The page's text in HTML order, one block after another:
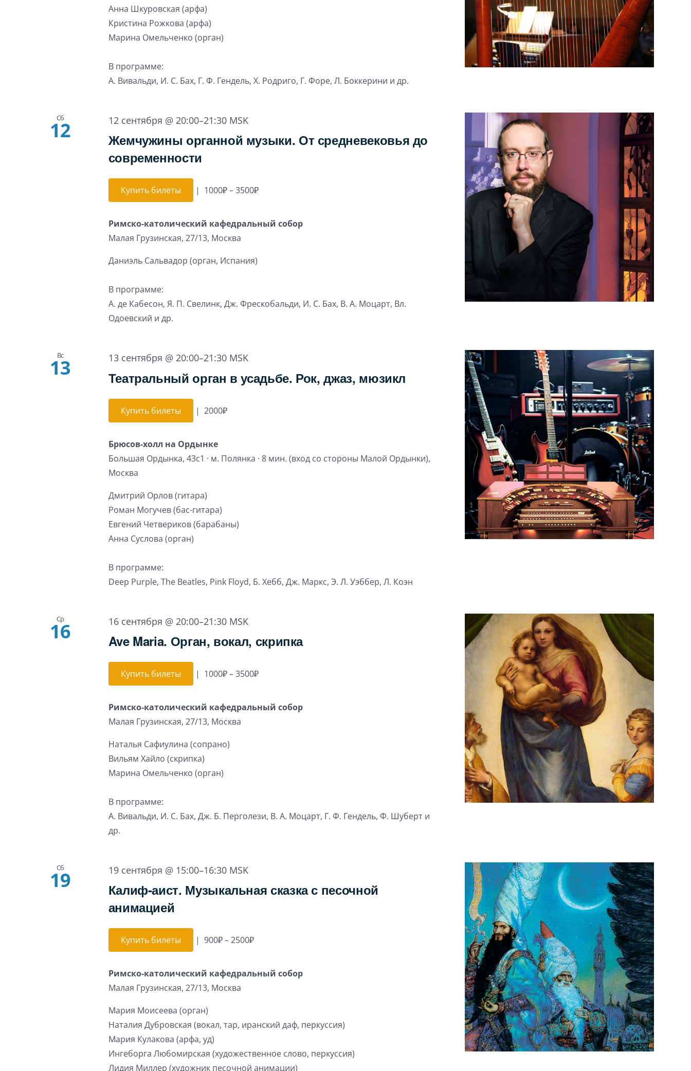
Анна Шкуровская (арфа)
Кристина Рожкова (арфа)
Марина Омельченко (орган)
В программе:
А. Вивальди, И. С. Бах, Г. Ф. Гендель, Х. Родриго, Г. Форе, Л. Боккерини и др.
Сб
12 12 сентября @ 20:00–21:30 MSK
Жемчужины органной музыки. От средневековья до
современности
Купить билеты | 1000₽ – 3500₽
Римско-католический кафедральный собор
Малая Грузинская, 27/13, Москва
Даниэль Сальвадор (орган, Испания)
В программе:
А. де Кабесон, Я. П. Свелинк, Дж. Фрескобальди, И. С. Бах, В. А. Моцарт, Вл.
Одоевский и др.
Вс
13 13 сентября @ 20:00–21:30 MSK
Театральный орган в усадьбе. Рок, джаз, мюзикл
Купить билеты | 2000₽
Брюсов-холл на Ордынке
Большая Ордынка, 43с1 · м. Полянка · 8 мин. (вход со стороны Малой Ордынки),
Москва
Дмитрий Орлов (гитара)
Роман Могучев (бас-гитара)
Евгений Четвериков (барабаны)
Анна Суслова (орган)
В программе:
Deep Purple, The Beatles, Pink Floyd, Б. Хебб, Дж. Маркс, Э. Л. Уэббер, Л. Коэн
Ср
16 16 сентября @ 20:00–21:30 MSK
Ave Maria. Орган, вокал, скрипка
Купить билеты | 1000₽ – 3500₽
Римско-католический кафедральный собор
Малая Грузинская, 27/13, Москва
Наталья Сафиулина (сопрано)
Вильям Хайло (скрипка)
Марина Омельченко (орган)
В программе:
А. Вивальди, И. С. Бах, Дж. Б. Перголези, В. А. Моцарт, Г. Ф. Гендель, Ф. Шуберт и
др.
Сб
19 19 сентября @ 15:00–16:30 MSK
Калиф-аист. Музыкальная сказка с песочной
анимацией
Купить билеты | 900₽ – 2500₽
Римско-католический кафедральный собор
Малая Грузинская, 27/13, Москва
Мария Моисеева (орган)
Наталия Дубровская (вокал, тар, иранский даф, перкуссия)
Мария Кулакова (арфа, уд)
Ингеборга Любомирская (художественное слово, перкуссия)
Лидия Миллер (художник песочной анимации)